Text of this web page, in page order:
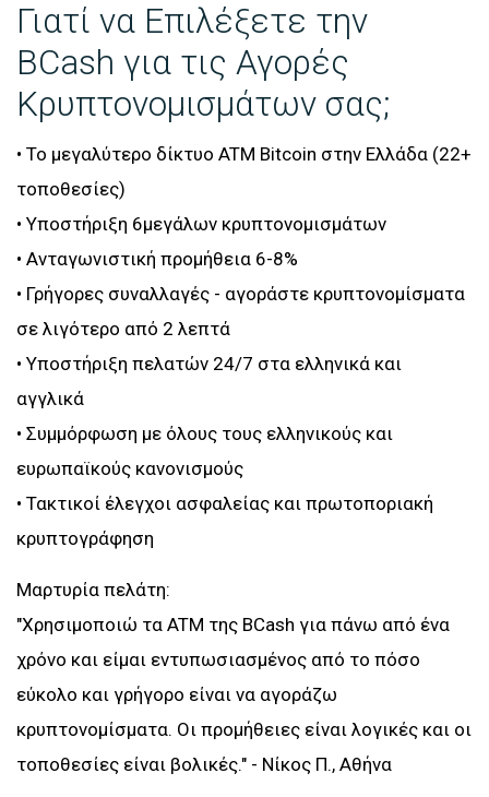
Γιατί να Επιλέξετε την
BCash για τις Αγορές
Κρυπτονομισμάτων σας;
• Το μεγαλύτερο δίκτυο ATM Bitcoin στην Ελλάδα (22+
τοποθεσίες)
• Υποστήριξη 6μεγάλων κρυπτονομισμάτων
• Ανταγωνιστική προμήθεια 6-8%
• Γρήγορες συναλλαγές - αγοράστε κρυπτονομίσματα
σε λιγότερο από 2 λεπτά
• Υποστήριξη πελατών 24/7 στα ελληνικά και
αγγλικά
• Συμμόρφωση με όλους τους ελληνικούς και
ευρωπαϊκούς κανονισμούς
• Τακτικοί έλεγχοι ασφαλείας και πρωτοποριακή
κρυπτογράφηση
Μαρτυρία πελάτη:
"Χρησιμοποιώ τα ATM της BCash για πάνω από ένα
χρόνο και είμαι εντυπωσιασμένος από το πόσο
εύκολο και γρήγορο είναι να αγοράζω
κρυπτονομίσματα. Οι προμήθειες είναι λογικές και οι
τοποθεσίες είναι βολικές." - Νίκος Π., Αθήνα